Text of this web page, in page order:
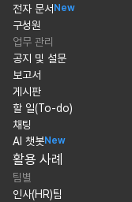
전자 문서 New
구성원
업무 관리
공지 및 설문
보고서
게시판
할 일(To-do)
채팅
AI 챗봇New
활용 사례
팀별
인사(HR)팀